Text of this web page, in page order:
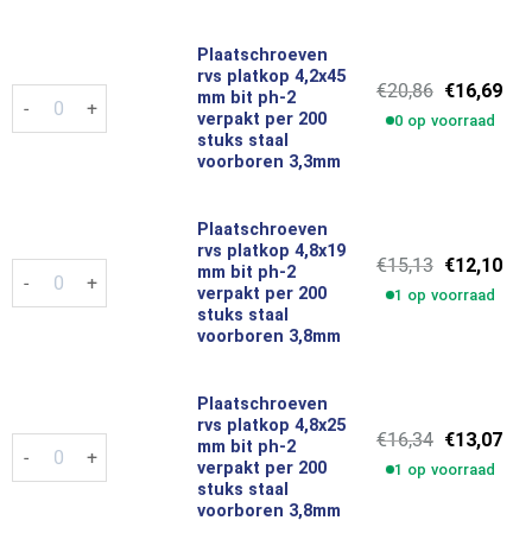
Plaatschroeven rvs platkop 4,2x45 mm bit ph-2 verpakt per
Plaatschroeven
rvs platkop 4,2x45
mm bit ph-2
verpakt per 200
stuks staal
voorboren 3,3mm
€20,86
prijs
€16,69
0 op voorraad
Plaatschroeven rvs platkop 4,8x19 mm bit ph-2 verpakt per
Plaatschroeven
rvs platkop 4,8x19
mm bit ph-2
verpakt per 200
stuks staal
voorboren 3,8mm
€15,13
prijs
€12,10
1 op voorraad
Plaatschroeven rvs platkop 4,8x25 mm bit ph-2 verpakt per
Plaatschroeven
rvs platkop 4,8x25
mm bit ph-2
verpakt per 200
stuks staal
voorboren 3,8mm
€16,34
prijs
€13,07
1 op voorraad